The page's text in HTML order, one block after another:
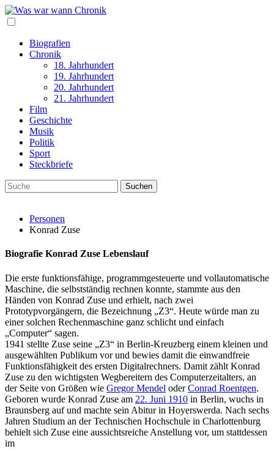
Biografien
Chronik
18. Jahrhundert
19. Jahrhundert
20. Jahrhundert
21. Jahrhundert
Film
Geschichte
Musik
Politik
Sport
Steckbriefe
Personen
Konrad Zuse
Biografie Konrad Zuse Lebenslauf
Die erste funktionsfähige, programmgesteuerte und vollautomatische
Maschine, die selbstständig rechnen konnte, stammte aus den
Händen von Konrad Zuse und erhielt, nach zwei
Prototypvorgängern, die Bezeichnung „Z3“. Heute würde man zu
einer solchen Rechenmaschine ganz schlicht und einfach
„Computer“ sagen.
1941 stellte Zuse seine „Z3“ in Berlin-Kreuzberg einem kleinen und
ausgewählten Publikum vor und bewies damit die einwandfreie
Funktionsfähigkeit des ersten Digitalrechners. Damit zählt Konrad
Zuse zu den wichtigsten Wegbereitern des Computerzeitalters, an
der Seite von Größen wie Gregor Mendel oderConrad Roentgen.
Geboren wurde Konrad Zuse am 22. Juni 1910 in Berlin, wuchs in
Braunsberg auf und machte sein Abitur in Hoyerswerda. Nach sechs
Jahren Studium an der Technischen Hochschule in Charlottenburg
behielt sich Zuse eine aussichtsreiche Anstellung vor, um stattdessen
im